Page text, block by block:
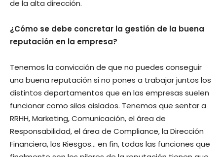
de la alta dirección.
¿Cómo se debe concretar la gestión de la buena
reputación en la empresa?
Tenemos la convicción de que no puedes conseguir
una buena reputación si no pones a trabajar juntos los
distintos departamentos que en las empresas suelen
funcionar como silos aislados. Tenemos que sentar a
RRHH, Marketing, Comunicación, el área de
Responsabilidad, el área de Compliance, la Dirección
Financiera, los Riesgos… en fin, todas las funciones que